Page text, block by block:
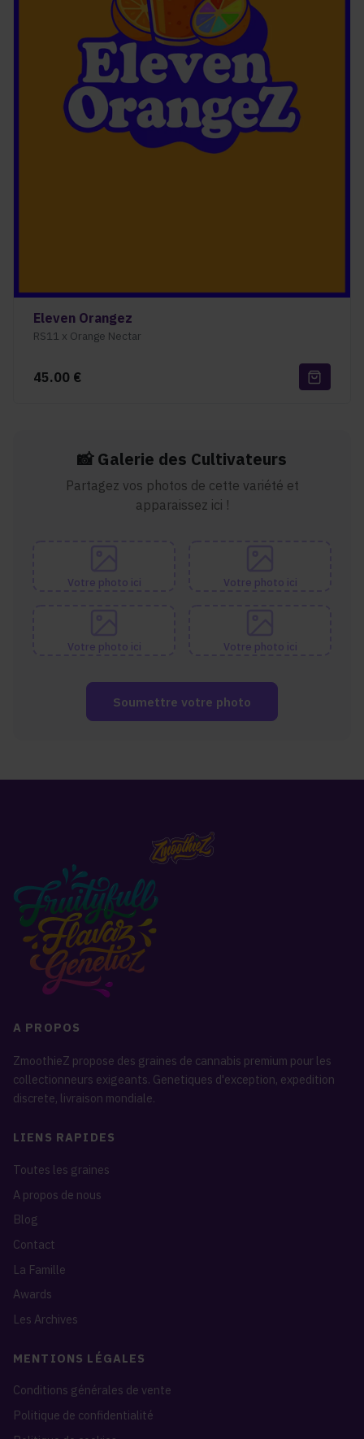
Eleven Orangez
RS11 x Orange Nectar
45.00 €
📸 Galerie des Cultivateurs
Partagez vos photos de cette variété et
apparaissez ici !
Votre photo ici Votre photo ici
Votre photo ici Votre photo ici
Soumettre votre photo
A PROPOS
ZmoothieZ propose des graines de cannabis premium pour les
collectionneurs exigeants. Genetiques d'exception, expedition
discrete, livraison mondiale.
LIENS RAPIDES
Toutes les graines
A propos de nous
Blog
Contact
La Famille
Awards
Les Archives
MENTIONS LÉGALES
Conditions générales de vente
Politique de confidentialité